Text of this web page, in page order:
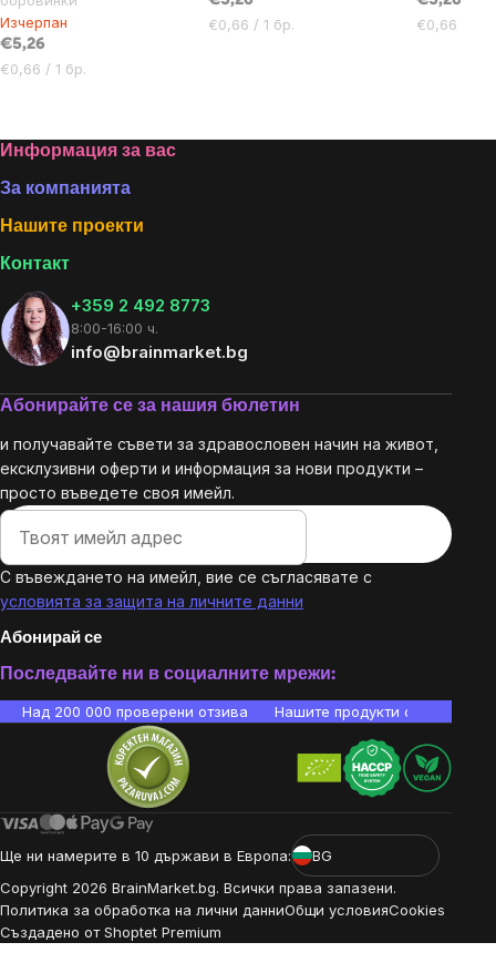
Изчерпан
€5,26
Цена
€0,66 / 1 бр.
Цена
€0,66 / 1 бр.
Цена
€0,66 / 1
Footer
Информация за вас
За компанията
Нашите проекти
Контакт
+359 2 492 8773
8:00-16:00 ч.
info@brainmarket.bg
Абонирайте се за нашия бюлетин
и получавайте съвети за здравословен начин на живот,
ексклузивни оферти и информация за нови продукти –
просто въведете своя имейл.
С въвеждането на имейл, вие се съгласявате с
условията за защита на личните данни
Абонирай се
Последвайте ни в социалните мрежи:
Над 200 000 проверени отзива Нашите продукти са
Ще ни намерите в 10 държави в Европа:
BG
Copyright 2026 BrainMarket.bg. Всички права запазени.
Политика за обработка на лични данниОбщи условияCookies
Създадено от Shoptet Premium